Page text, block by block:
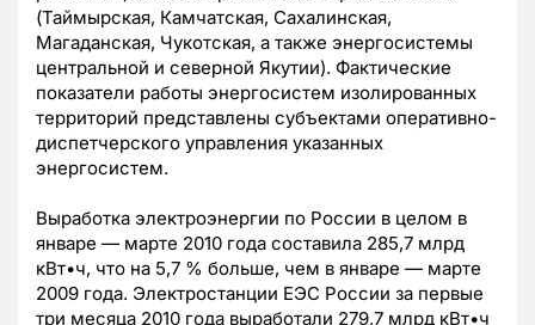
(Таймырская, Камчатская, Сахалинская,
Магаданская, Чукотская, а также энергосистемы
центральной и северной Якутии). Фактические
показатели работы энергосистем изолированных
территорий представлены субъектами оперативно-
диспетчерского управления указанных
энергосистем.
Выработка электроэнергии по России в целом в
январе — марте 2010 года составила 285,7 млрд
кВт•ч, что на 5,7 % больше, чем в январе — марте
2009 года. Электростанции ЕЭС России за первые
три месяца 2010 года выработали 279,7 млрд кВт•ч